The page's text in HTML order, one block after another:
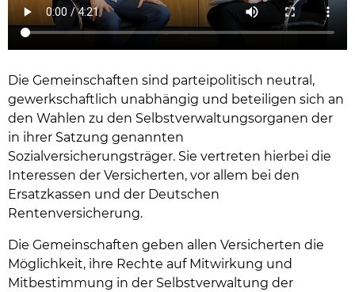
Die Gemeinschaften sind parteipolitisch neutral,
gewerkschaftlich unabhängig und beteiligen sich an
den Wahlen zu den Selbstverwaltungsorganen der
in ihrer Satzung genannten
Sozialversicherungsträger. Sie vertreten hierbei die
Interessen der Versicherten, vor allem bei den
Ersatzkassen und der Deutschen
Rentenversicherung.
Die Gemeinschaften geben allen Versicherten die
Möglichkeit, ihre Rechte auf Mitwirkung und
Mitbestimmung in der Selbstverwaltung der